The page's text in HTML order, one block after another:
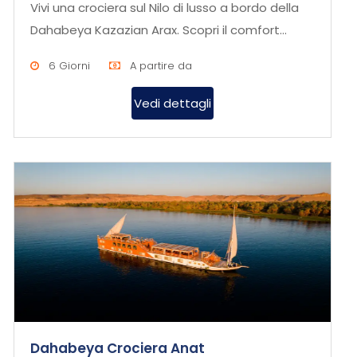
Vivi una crociera sul Nilo di lusso a bordo della
Dahabeya Kazazian Arax. Scopri il comfort
6 Giorni A partire da
Vedi dettagli
Dahabeya Crociera Anat